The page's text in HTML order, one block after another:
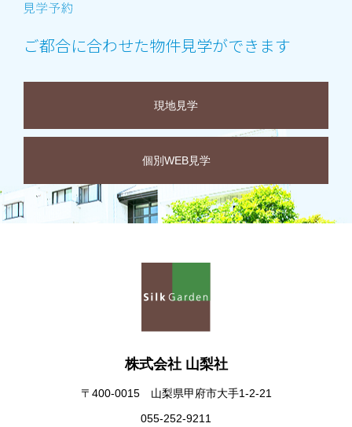
ご都合に合わせた物件見学ができます
現地見学
個別WEB見学
株式会社 山梨社
〒400-0015 山梨県甲府市大手1-2-21
055-252-9211